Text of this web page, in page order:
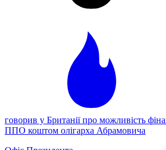
говорив у Британії про можливість
ППО коштом олігарха Абрамовича